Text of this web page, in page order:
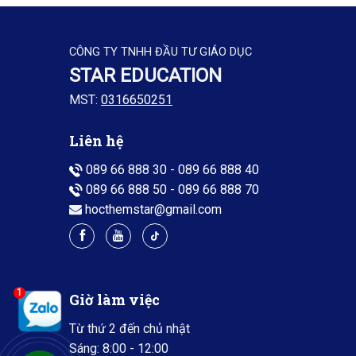
CÔNG TY TNHH ĐẦU TƯ GIÁO DỤC
STAR EDUCATION
MST: 0316650251
Liên hệ
089 66 888 30 - 089 66 888 40
089 66 888 50 - 089 66 888 70
hocthemstar@gmail.com
Giờ làm việc
Từ thứ 2 đến chủ nhật
Sáng: 8:00 - 12:00
1